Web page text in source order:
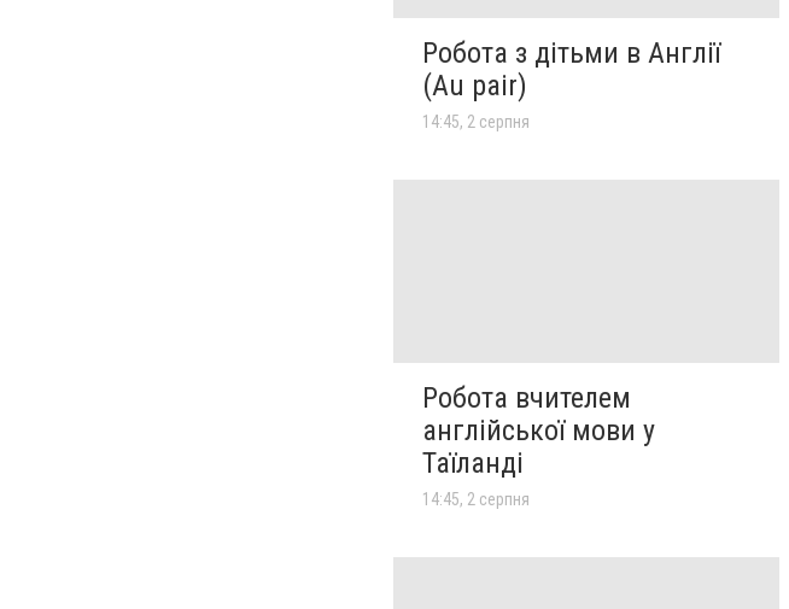
Робота з дітьми в Англії
(Au pair)
14:45, 2 серпня
Робота вчителем
англійської мови у
Таїланді
14:45, 2 серпня